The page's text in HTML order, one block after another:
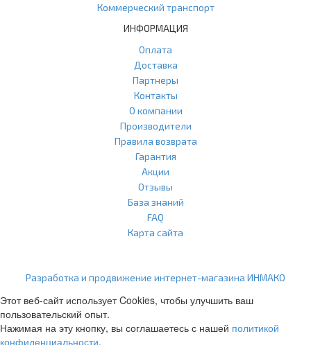
Коммерческий транспорт
ИНФОРМАЦИЯ
Оплата
Доставка
Партнеры
Контакты
О компании
Производители
Правила возврата
Гарантия
Акции
Отзывы
База знаний
FAQ
Карта сайта
Разработка и продвижение интернет-магазина ИНМАКО
Этот веб-сайт использует Cookies, чтобы улучшить ваш
пользовательский опыт.
Нажимая на эту кнопку, вы соглашаетесь с нашей политикой
конфиденциальности.